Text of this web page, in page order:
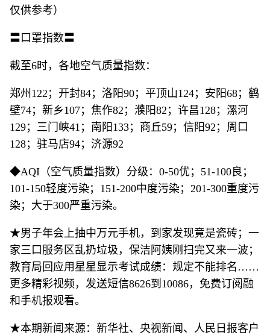
仅供参考）
〓口罩指数〓
截至6时，各地空气质量指数：
郑州122；开封84；洛阳90；平顶山124；安阳68；鹤
壁74；新乡107；焦作82；濮阳82；许昌128；漯河
129；三门峡41；南阳133；商丘59；信阳92；周口
128；驻马店94；济源92
◆AQI（空气质量指数）分级：0-50优；51-100良；
101-150轻度污染；151-200中度污染；201-300重度污
染；大于300严重污染。
★男子年会上抽中万元手机，到家发现竟是瓷砖；一
家三口服务区乱扔垃圾，保洁阿姨刚扫完又来一波；
教育局回应用星星显示考试成绩：规定不能排名……
更多精彩视频，发送短信8626到10086，免费订阅融
和手机报观看。
★本期新闻来源：新华社、央视新闻、人民日报客户